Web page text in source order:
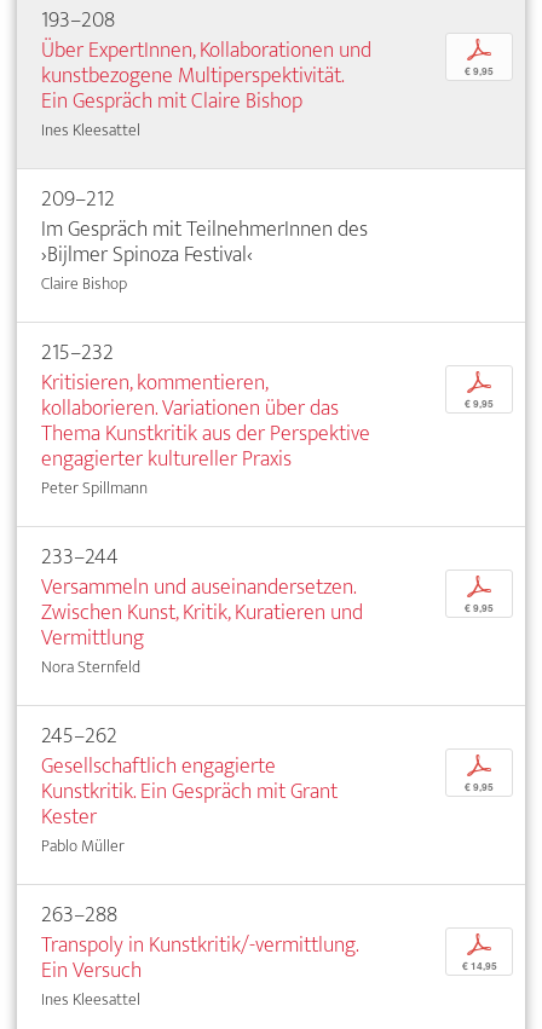
193–208
Über ExpertInnen, Kollaborationen und
kunstbezogene Multiperspektivität.
Ein Gespräch mit Claire Bishop
Ines Kleesattel
p
€ 9,95
209–212
Im Gespräch mit TeilnehmerInnen des
›Bijlmer Spinoza Festival‹
Claire Bishop
215–232
Kritisieren, kommentieren,
kollaborieren. Variationen über das
Thema Kunstkritik aus der Perspektive
engagierter kultureller Praxis
Peter Spillmann
p
€ 9,95
233–244
Versammeln und auseinandersetzen.
Zwischen Kunst, Kritik, Kuratieren und
Vermittlung
Nora Sternfeld
p
€ 9,95
245–262
Gesellschaftlich engagierte
Kunstkritik. Ein Gespräch mit Grant
Kester
Pablo Müller
p
€ 9,95
263–288
Transpoly in Kunstkritik/-vermittlung.
Ein Versuch
Ines Kleesattel
p
€ 14,95